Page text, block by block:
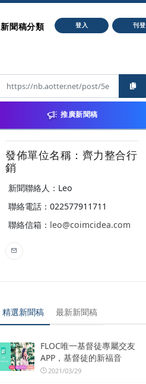
新聞稿分類 登入 刊登
推廣新聞稿
發佈單位名稱：齊力整合行
銷
新聞聯絡人：Leo
聯絡電話：022577911711
聯絡信箱： leo@coimcidea.com
精選新聞稿 最新新聞稿
FLOC唯一基督徒專屬交友
APP，基督徒的新福音
2021/03/29